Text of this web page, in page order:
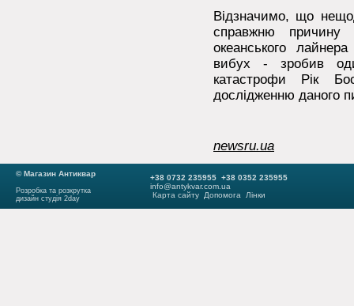
Відзначимо, що
справжню причину
океанського
вибух - зробив
катастрофи Рік
дослідженню даного
newsru.ua
© Магазин Антиквар
Розробка та розкрутка
дизайн студія 2day
+38 0732 235955 +38 0352 235955
info@antykvar.com.ua
Карта сайту
Допомога Лінки